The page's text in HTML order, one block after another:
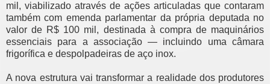
mil, viabilizado através de ações articuladas que contaram
também com emenda parlamentar da própria deputada no
valor de R$ 100 mil, destinada à compra de maquinários
essenciais para a associação — incluindo uma câmara
frigorífica e despolpadeiras de aço inox.
A nova estrutura vai transformar a realidade dos produtores